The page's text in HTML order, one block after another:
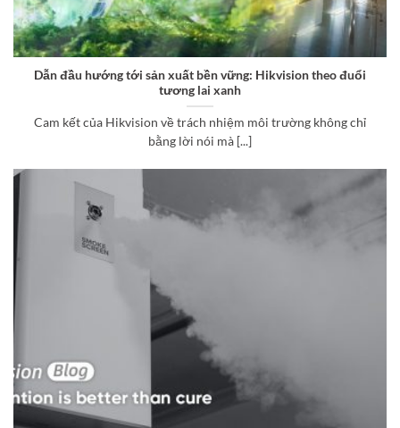
Dẫn đầu hướng tới sản xuất bền vững: Hikvision theo đuổi
tương lai xanh
Cam kết của Hikvision về trách nhiệm môi trường không chỉ
bằng lời nói mà [...]